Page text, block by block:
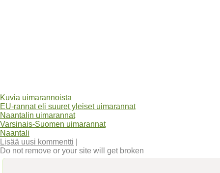
Kuvia uimarannoista
EU-rannat eli suuret yleiset uimarannat
Naantalin uimarannat
Varsinais-Suomen uimarannat
Naantali
Lisää uusi kommentti
Do not remove or your site will get broken